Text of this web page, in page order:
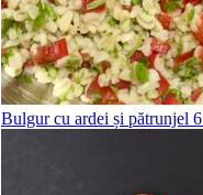
Bulgur cu ardei și pătrunjel 6